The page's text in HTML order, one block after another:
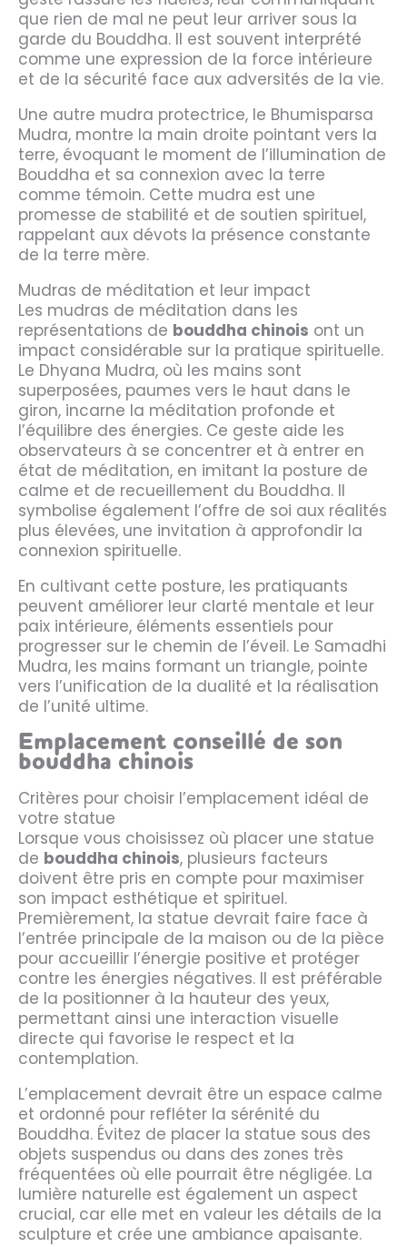
que rien de mal ne peut leur arriver sous la
garde du Bouddha. Il est souvent interprété
comme une expression de la force intérieure
et de la sécurité face aux adversités de la vie.
Une autre mudra protectrice, le Bhumisparsa
Mudra, montre la main droite pointant vers la
terre, évoquant le moment de l’illumination de
Bouddha et sa connexion avec la terre
comme témoin. Cette mudra est une
promesse de stabilité et de soutien spirituel,
rappelant aux dévots la présence constante
de la terre mère.
Mudras de méditation et leur impact
Les mudras de méditation dans les
représentations de bouddha chinois ont un
impact considérable sur la pratique spirituelle.
Le Dhyana Mudra, où les mains sont
superposées, paumes vers le haut dans le
giron, incarne la méditation profonde et
l’équilibre des énergies. Ce geste aide les
observateurs à se concentrer et à entrer en
état de méditation, en imitant la posture de
calme et de recueillement du Bouddha. Il
symbolise également l’offre de soi aux réalités
plus élevées, une invitation à approfondir la
connexion spirituelle.
En cultivant cette posture, les pratiquants
peuvent améliorer leur clarté mentale et leur
paix intérieure, éléments essentiels pour
progresser sur le chemin de l’éveil. Le Samadhi
Mudra, les mains formant un triangle, pointe
vers l’unification de la dualité et la réalisation
de l’unité ultime.
Emplacement conseillé de son
bouddha chinois
Critères pour choisir l’emplacement idéal de
votre statue
Lorsque vous choisissez où placer une statue
de bouddha chinois, plusieurs facteurs
doivent être pris en compte pour maximiser
son impact esthétique et spirituel.
Premièrement, la statue devrait faire face à
l’entrée principale de la maison ou de la pièce
pour accueillir l’énergie positive et protéger
contre les énergies négatives. Il est préférable
de la positionner à la hauteur des yeux,
permettant ainsi une interaction visuelle
directe qui favorise le respect et la
contemplation.
L’emplacement devrait être un espace calme
et ordonné pour refléter la sérénité du
Bouddha. Évitez de placer la statue sous des
objets suspendus ou dans des zones très
fréquentées où elle pourrait être négligée. La
lumière naturelle est également un aspect
crucial, car elle met en valeur les détails de la
sculpture et crée une ambiance apaisante.